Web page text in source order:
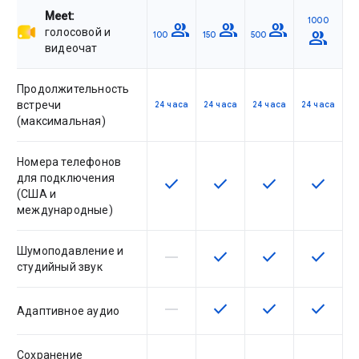
Meet:
голосовой и
видеочат
100 group 150 group 500 group 1000
group
Продолжительность
встречи
(максимальная)
24 часа 24 часа 24 часа 24 часа
Номера телефонов
для подключения
(США и
международные)
Эта возможность доступна для
check Эта возможность
check Эта
check Эта
check
Шумоподавление и
студийный звук
Эта возможность не
horizontal_rule Эта возможность
check Эта
check Эта
check
Адаптивное аудио Эта возможность не
horizontal_rule Эта возможность
check Эта
check Эта
check
Сохранение